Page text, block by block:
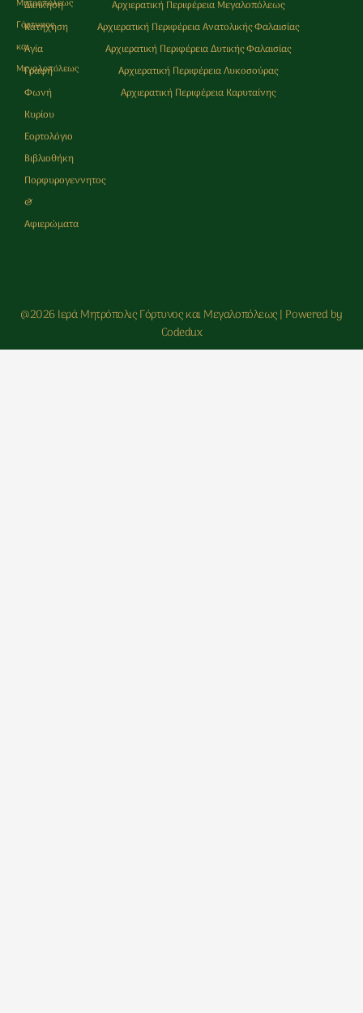
Μητρoπόλεως
Γόρτυνος
και
Μεγαλοπόλεως
Διοίκηση
Κατήχηση
Αγία
Γραφή
Φωνή
Κυρίου
Εορτολόγιο
Βιβλιοθήκη
Πορφυρογεννητος
&
Αφιερώματα
Αρχιερατική Περιφέρεια Μεγαλοπόλεως
Αρχιερατική Περιφέρεια Ανατολικής Φαλαισίας
Αρχιερατική Περιφέρεια Δυτικής Φαλαισίας
Αρχιερατική Περιφέρεια Λυκοσούρας
Αρχιερατική Περιφέρεια Καρυταίνης
@2026 Ιερά Μητρόπολις Γόρτυνος και Μεγαλοπόλεως | Powered by
Codedux